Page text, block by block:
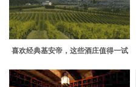
喜欢经典基安帝，这些酒庄值得一试